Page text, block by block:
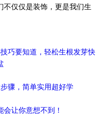
仅仅是装饰，更是我们生
巧要知道，轻松生根发芽快
骤，简单实用超好学
让你意想不到！